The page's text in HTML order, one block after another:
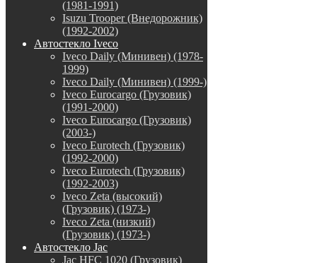
(1981-1991)
Isuzu Trooper (Внедорожник)
(1992-2002)
Автостекло Iveco
Iveco Daily (Минивен) (1978-
1999)
Iveco Daily (Минивен) (1999-)
Iveco Eurocargo (Грузовик)
(1991-2000)
Iveco Eurocargo (Грузовик)
(2003-)
Iveco Eurotech (Грузовик)
(1992-2000)
Iveco Eurotech (Грузовик)
(1992-2003)
Iveco Zeta (высокий)
(Грузовик) (1973-)
Iveco Zeta (низкий)
(Грузовик) (1973-)
Автостекло Jac
Jac HFC 1020 (Грузовик)